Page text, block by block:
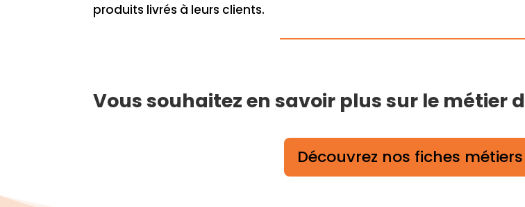
produits livrés à leurs clients.
Vous souhaitez en savoir plus sur le métier
Découvrez nos fiches